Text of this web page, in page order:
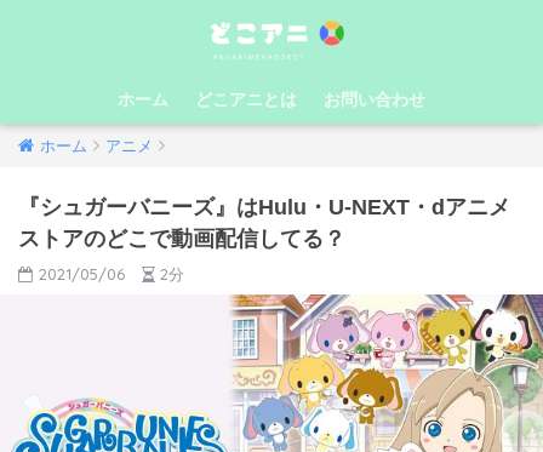
ホーム どこアニとは お問い合わせ
ホーム アニメ
『シュガーバニーズ』はHulu・U-NEXT・dアニメ
ストアのどこで動画配信してる？
2021/05/06 2分